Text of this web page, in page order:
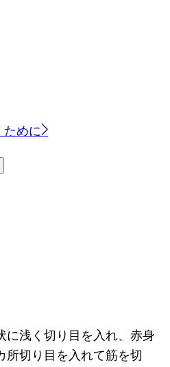
ために
に浅く切り目を入れ、赤身
所切り目を入れて筋を切